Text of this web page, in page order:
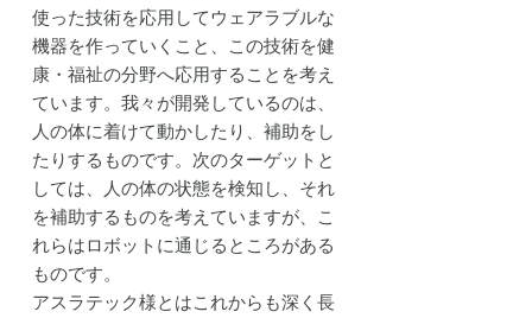
使った技術を応用してウェアラブルな
機器を作っていくこと、この技術を健
康・福祉の分野へ応用することを考え
ています。我々が開発しているのは、
人の体に着けて動かしたり、補助をし
たりするものです。次のターゲットと
しては、人の体の状態を検知し、それ
を補助するものを考えていますが、こ
れらはロボットに通じるところがある
ものです。
アスラテック様とはこれからも深く長